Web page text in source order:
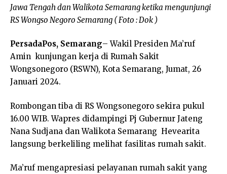
Jawa Tengah dan Walikota Semarang ketika mengunjungi
RS Wongso Negoro Semarang ( Foto : Dok )
PersadaPos, Semarang– Wakil Presiden Ma’ruf
Amin kunjungan kerja di Rumah Sakit
Wongsonegoro (RSWN), Kota Semarang, Jumat, 26
Januari 2024.
Rombongan tiba di RS Wongsonegoro sekira pukul
16.00 WIB. Wapres didampingi Pj Gubernur Jateng
Nana Sudjana dan Walikota Semarang Hevearita
langsung berkeliling melihat fasilitas rumah sakit.
Ma’ruf mengapresiasi pelayanan rumah sakit yang